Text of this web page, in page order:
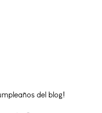
del blog!